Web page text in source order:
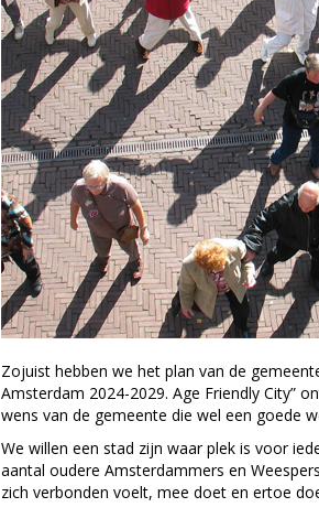
Zojuist hebben we het plan van de
Amsterdam 2024-2029. Age Friendly City”
wens van de gemeente die wel een goede
We willen een stad zijn waar plek is voor
aantal oudere Amsterdammers en
zich verbonden voelt, mee doet en ertoe